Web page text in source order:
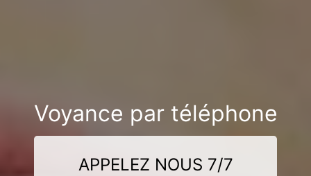
Voyance par téléphone
APPELEZ NOUS 7/7